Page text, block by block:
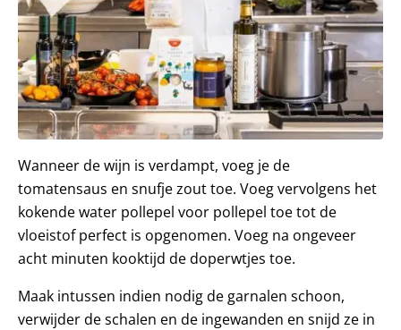
Wanneer de wijn is verdampt, voeg je de
tomatensaus en snufje zout toe. Voeg vervolgens het
kokende water pollepel voor pollepel toe tot de
vloeistof perfect is opgenomen. Voeg na ongeveer
acht minuten kooktijd de doperwtjes toe.
Maak intussen indien nodig de garnalen schoon,
verwijder de schalen en de ingewanden en snijd ze in